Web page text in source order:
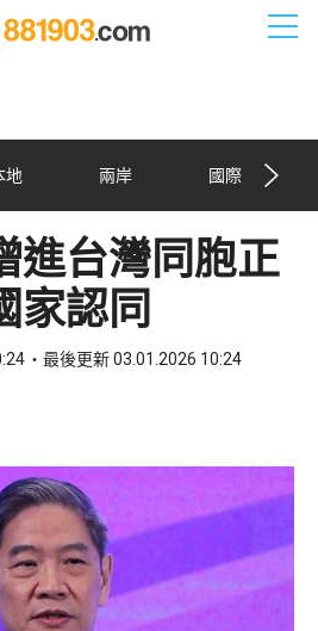
地 兩岸 國際
進台灣同胞正
家認同
最後更新 03.01.2026 10:24